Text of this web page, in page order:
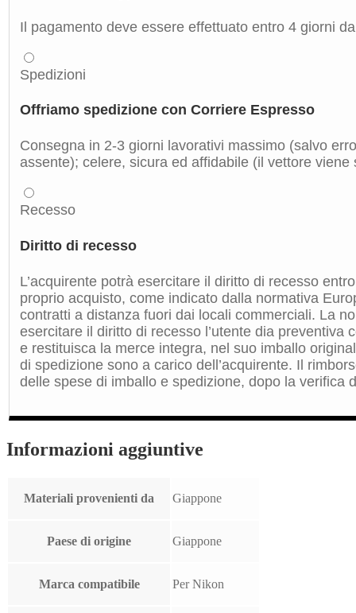
Il pagamento deve essere effettuato entro 4 giorni
Spedizioni
Offriamo spedizione con Corriere Espresso
Consegna in 2-3 giorni lavorativi massimo (salvo
assente); celere, sicura ed affidabile (il vettore
Recesso
Diritto di recesso
L’acquirente potrà esercitare il diritto di recesso
proprio acquisto, come indicato dalla normativa
contratti a distanza fuori dai locali commerciali. La
esercitare il diritto di recesso l’utente dia preventiva
e restituisca la merce integra, nel suo imballo
di spedizione sono a carico dell’acquirente. Il
delle spese di imballo e spedizione, dopo la verifica
Informazioni aggiuntive
Materiali provenienti da Giappone
Paese di origine Giappone
Marca compatibile Per Nikon